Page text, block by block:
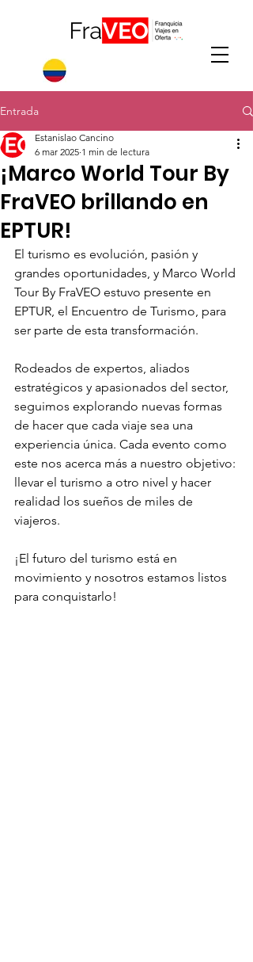
Entrada
¡Marco World Tour By
FraVEO brillando en
EPTUR!
Estanislao Cancino
6 mar 2025 1 min de lectura
El turismo es evolución, pasión y
grandes oportunidades, y Marco World
Tour By FraVEO estuvo presente en
EPTUR, el Encuentro de Turismo, para
ser parte de esta transformación.
Rodeados de expertos, aliados
estratégicos y apasionados del sector,
seguimos explorando nuevas formas
de hacer que cada viaje sea una
experiencia única. Cada evento como
este nos acerca más a nuestro objetivo:
llevar el turismo a otro nivel y hacer
realidad los sueños de miles de
viajeros.
¡El futuro del turismo está en
movimiento y nosotros estamos listos
para conquistarlo!